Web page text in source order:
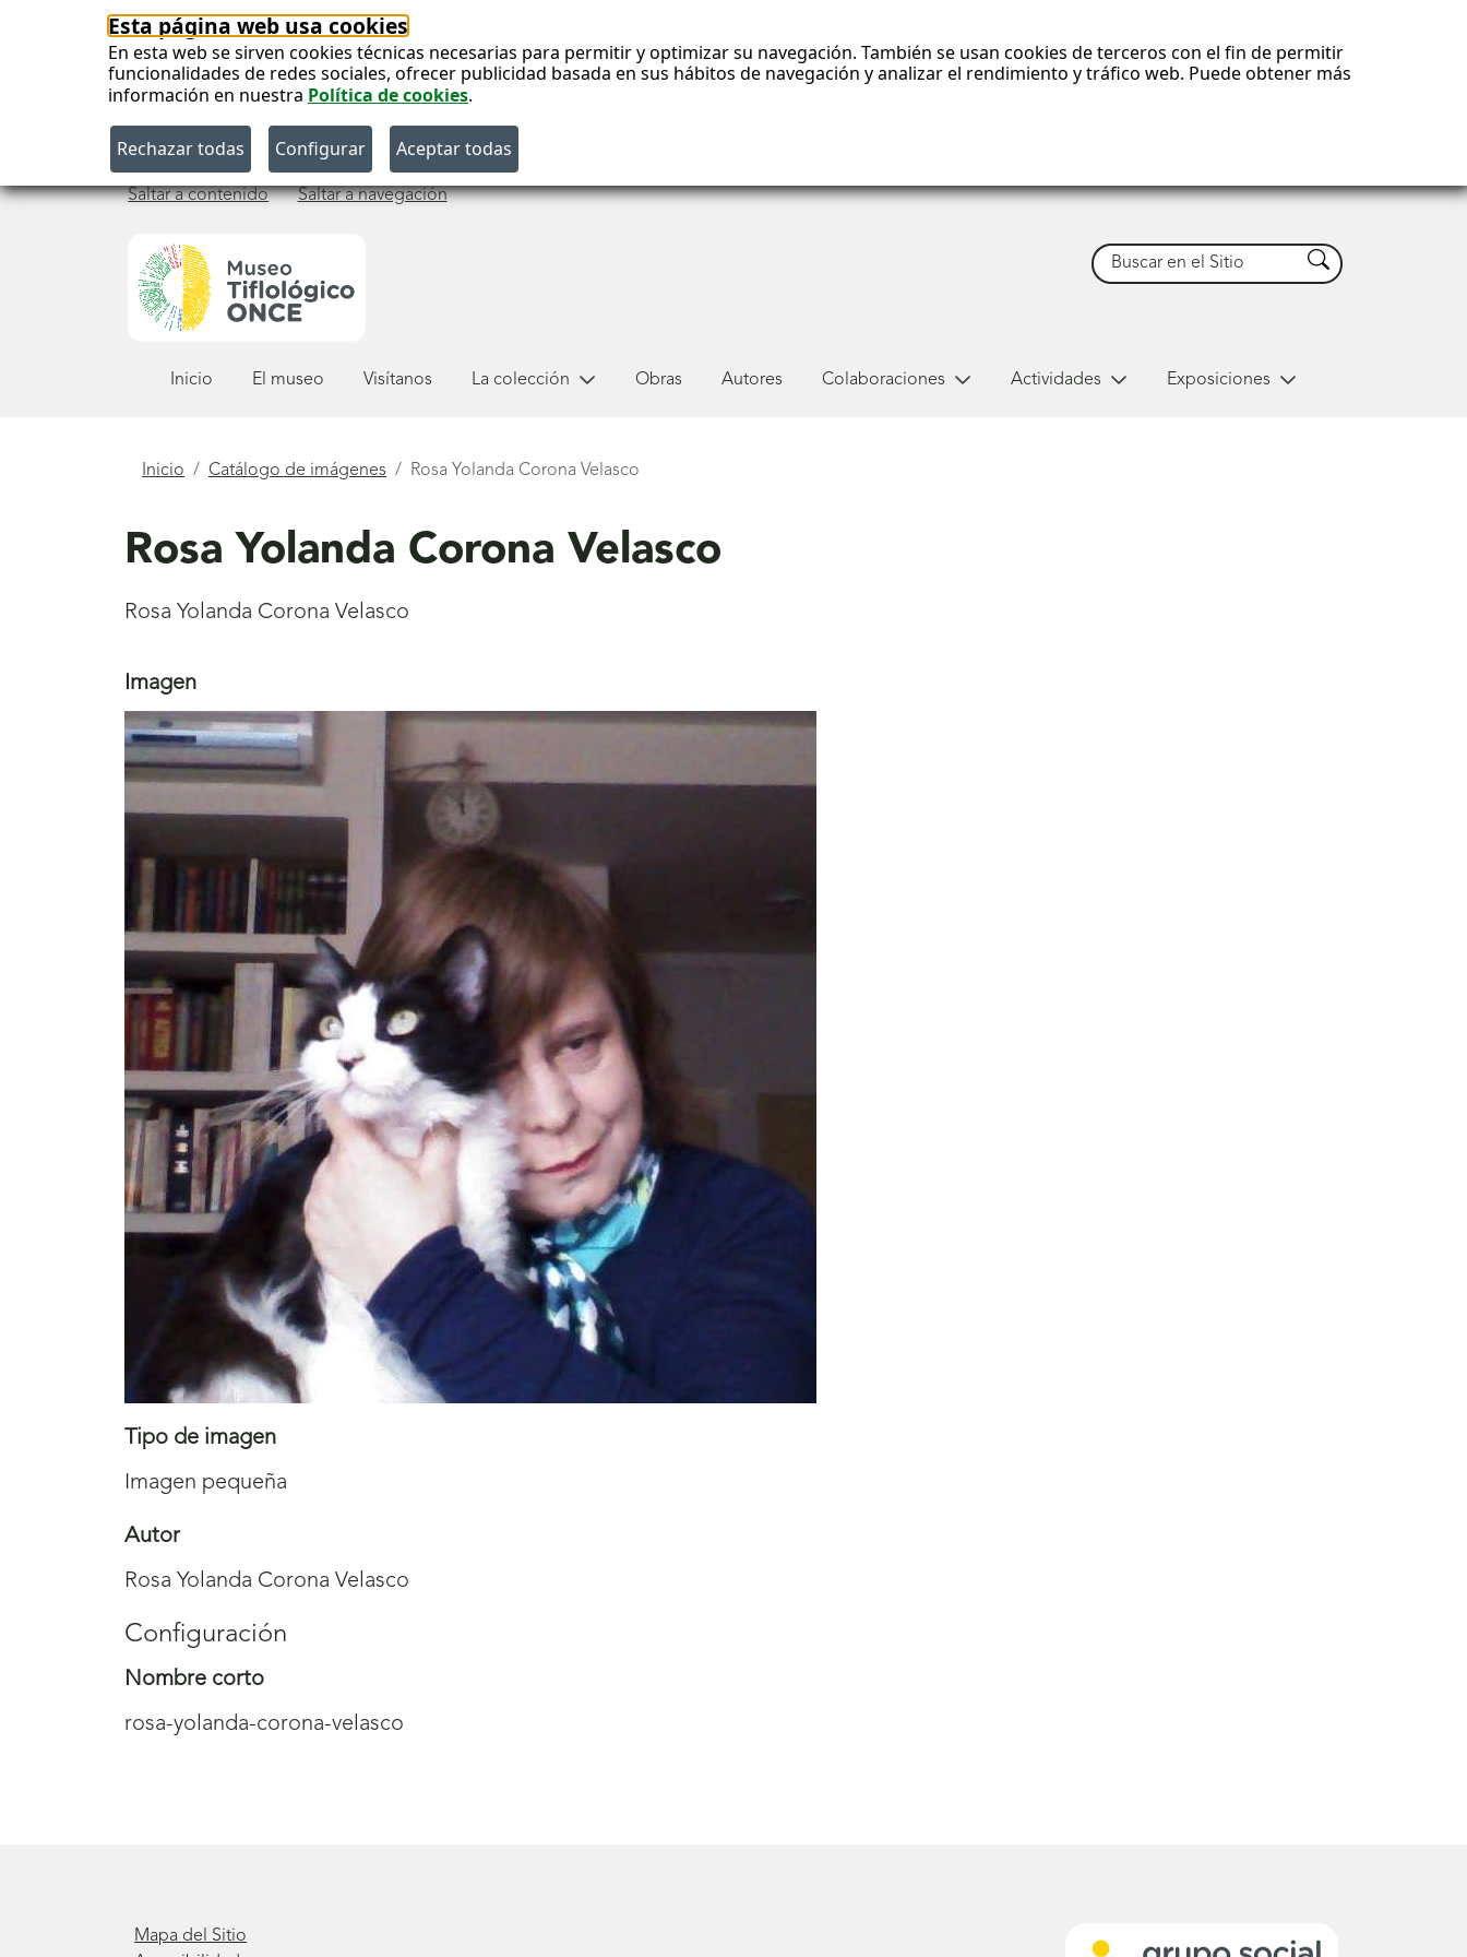
Esta página web usa cookies
En esta web se sirven cookies técnicas necesarias para permitir y optimizar su navegación. También se usan cookies de terceros con el fin de permitir
funcionalidades de redes sociales, ofrecer publicidad basada en sus hábitos de navegación y analizar el rendimiento y tráfico web. Puede obtener más
información en nuestra Política de cookies.
Saltar a contenido Saltar a navegación
Buscar Buscar
Inicio El museo Visítanos La colección Obras Autores Colaboraciones Actividades Exposiciones
Está
Inicio Catálogo de imágenes Rosa Yolanda Corona Velasco
Rosa Yolanda Corona Velasco
Rosa Yolanda Corona Velasco
Imagen
Tipo de imagen
Imagen pequeña
Autor
Rosa Yolanda Corona Velasco
Configuración
Nombre corto
rosa-yolanda-corona-velasco
Mapa del Sitio